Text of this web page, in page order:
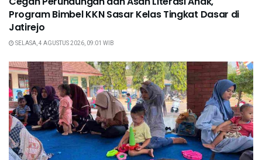
Program Bimbel KKN Sasar Kelas Tingkat Dasar di
Jatirejo
SELASA, 4 AGUSTUS 2026, 09:01 WIB